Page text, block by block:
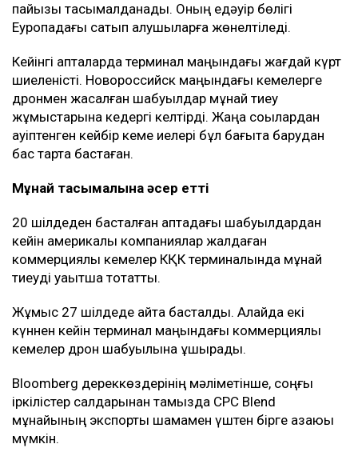
пайызы тасымалданады. Оның едәуір бөлігі
Еуропадағы сатып алушыларға жөнелтіледі.
Кейінгі апталарда терминал маңындағы жағдай күрт
шиеленісті. Новороссийск маңындағы кемелерге
дронмен жасалған шабуылдар мұнай тиеу
жұмыстарына кедергі келтірді. Жаңа соққылардан
қауіптенген кейбір кеме иелері бұл бағытқа барудан
бас тарта бастаған.
Мұнай тасымалына әсер етті
20 шілдеден басталған аптадағы шабуылдардан
кейін америкалық компаниялар жалдаған
коммерциялық кемелер КҚК терминалында мұнай
тиеуді уақытша тоқтатты.
Жұмыс 27 шілдеде қайта басталды. Алайда екі
күннен кейін терминал маңындағы коммерциялық
кемелер дрон шабуылына ұшырады.
Bloomberg дереккөздерінің мәліметінше, соңғы
іркілістер салдарынан тамызда CPC Blend
мұнайының экспорты шамамен үштен бірге азаюы
мүмкін.